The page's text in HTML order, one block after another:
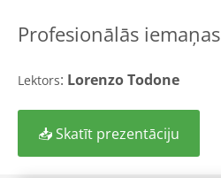
Profesionālās iemaņas
Lektors: Lorenzo Todone
📥 Skatīt prezentāciju